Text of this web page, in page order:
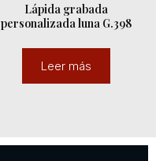
Lápida grabada
personalizada luna G.398
Leer más